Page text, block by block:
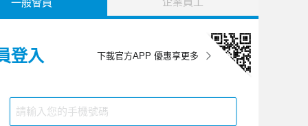
下載官方APP 優惠享更多
登入